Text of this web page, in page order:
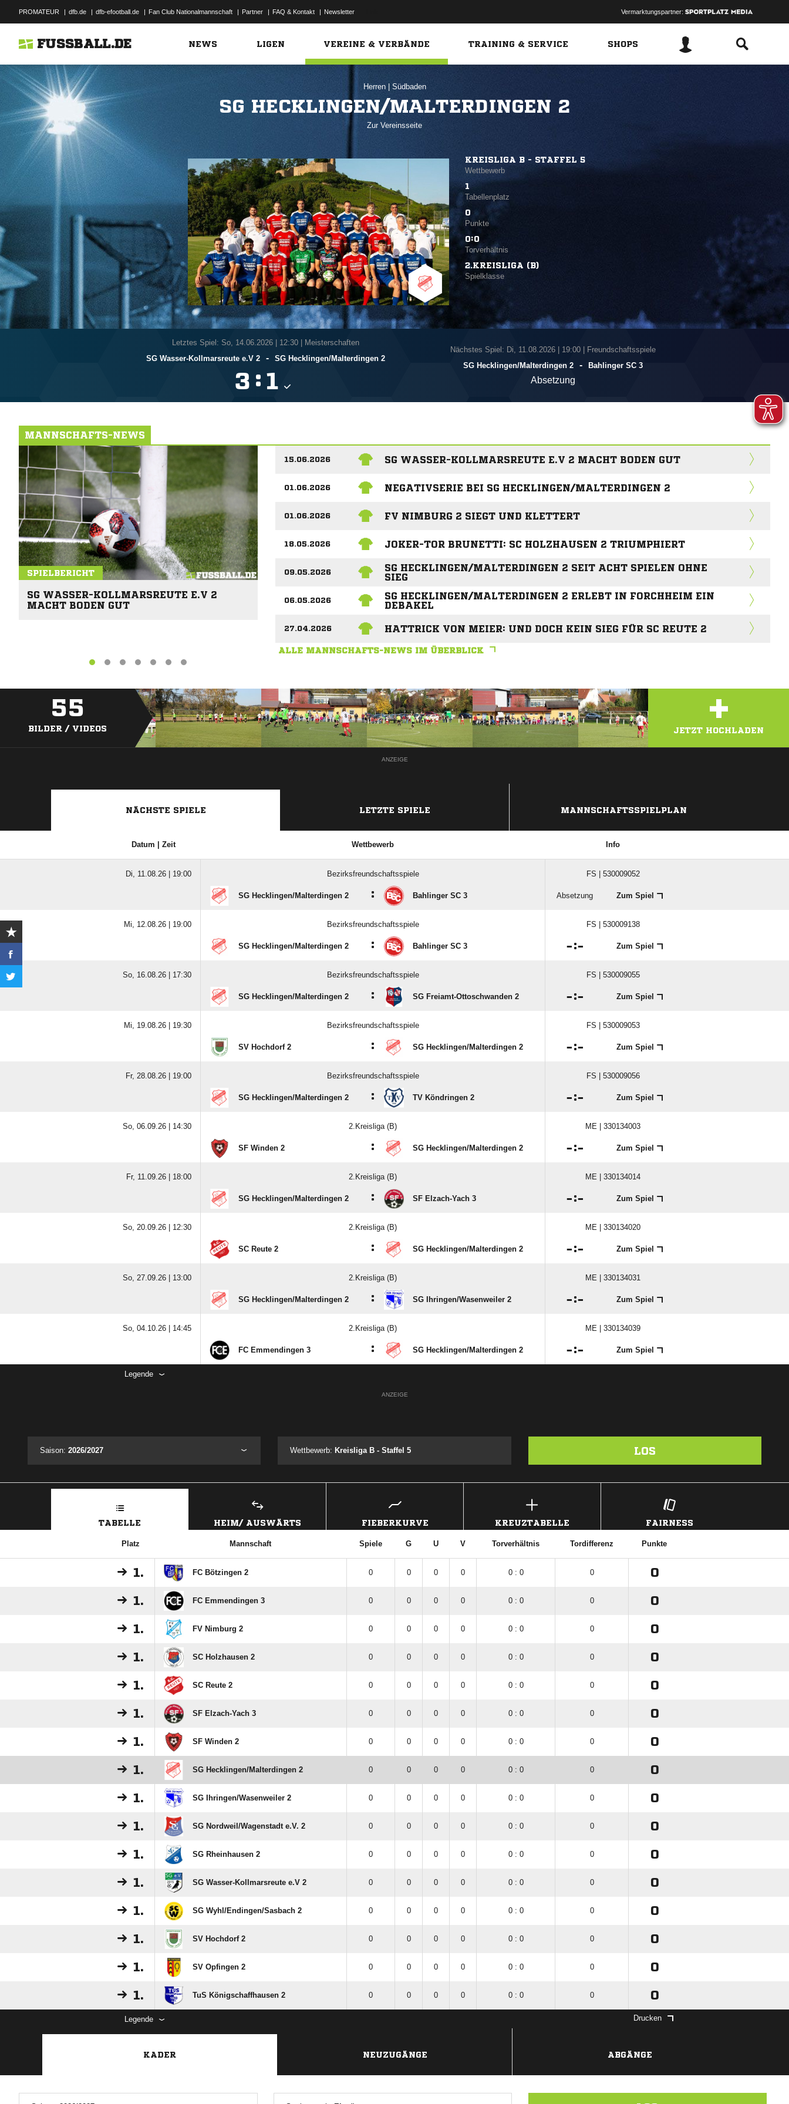
PROMATEUR | dfb.de | dfb-efootball.de | Fan Club Nationalmannschaft | Partner | FAQ & Kontakt | Newsletter Vermarktungspartner:
FUSSBALL.DE NEWS LIGEN VEREINE & VERBÄNDE TRAINING & SERVICE SHOPS
Herren Südbaden
SG HECKLINGEN/MALTERDINGEN 2
Zur Vereinsseite
KREISLIGA B - STAFFEL 5
Wettbewerb
1
Tabellenplatz
0
Punkte
0:0
Torverhältnis
2.KREISLIGA (B)
Spielklasse
Letztes Spiel: So, 14.06.2026| 12:30 | Meisterschaften
SG Wasser-Kollmarsreute e.V 2
- SG Hecklingen/​Malterdingen 2
 : 
Nächstes Spiel: Di, 11.08.2026
19:00 | Freundschaftsspiele
SG Hecklingen/​Malterdingen 2
- Bahlinger SC 3
Absetzung
MANNSCHAFTS-NEWS
SPIELBERICHT
SG WASSER-KOLLMARSREUTE E.V 2
MACHT BODEN GUT
15.06.2026 SG WASSER-KOLLMARSREUTE E.V 2 MACHT BODEN GUT
01.06.2026 NEGATIVSERIE BEI SG HECKLINGEN/MALTERDINGEN 2
01.06.2026 FV NIMBURG 2 SIEGT UND KLETTERT
18.05.2026 JOKER-TOR BRUNETTI: SC HOLZHAUSEN 2 TRIUMPHIERT
09.05.2026
SG HECKLINGEN/MALTERDINGEN 2 SEIT ACHT SPIELEN OHNE
SIEG
06.05.2026
SG HECKLINGEN/MALTERDINGEN 2 ERLEBT IN FORCHHEIM EIN
DEBAKEL
27.04.2026 HATTRICK VON MEIER: UND DOCH KEIN SIEG FÜR SC REUTE 2
ALLE MANNSCHAFTS-NEWS IM ÜBERBLICK
55
BILDER / VIDEOS +
JETZT HOCHLADEN
ANZEIGE
NÄCHSTE SPIELE LETZTE SPIELE MANNSCHAFTSSPIELPLAN
Datum | Zeit Wettbewerb Info
Di, 11.08.26 | 19:00 Bezirksfreundschaftsspiele FS | 530009052
SG Hecklingen/​Malterdingen 2 : Bahlinger SC 3 Absetzung Zum Spiel
Mi, 12.08.26 | 19:00 Bezirksfreundschaftsspiele FS | 530009138
SG Hecklingen/​Malterdingen 2 : Bahlinger SC 3 : Zum Spiel
So, 16.08.26 | 17:30 Bezirksfreundschaftsspiele FS | 530009055
SG Hecklingen/​Malterdingen 2 : SG Freiamt-Ottoschwanden 2 : Zum Spiel
Mi, 19.08.26 | 19:30 Bezirksfreundschaftsspiele FS | 530009053
SV Hochdorf 2 : SG Hecklingen/​Malterdingen 2 : Zum Spiel
Fr, 28.08.26 | 19:00 Bezirksfreundschaftsspiele FS | 530009056
SG Hecklingen/​Malterdingen 2 : TV Köndringen 2 : Zum Spiel
So, 06.09.26 | 14:30 2.Kreisliga (B) ME | 330134003
SF Winden 2 : SG Hecklingen/​Malterdingen 2 : Zum Spiel
Fr, 11.09.26 | 18:00 2.Kreisliga (B) ME | 330134014
SG Hecklingen/​Malterdingen 2 : SF Elzach-Yach 3 : Zum Spiel
So, 20.09.26 | 12:30 2.Kreisliga (B) ME | 330134020
SC Reute 2 : SG Hecklingen/​Malterdingen 2 : Zum Spiel
So, 27.09.26 | 13:00 2.Kreisliga (B) ME | 330134031
SG Hecklingen/​Malterdingen 2 : SG Ihringen/​Wasenweiler 2 : Zum Spiel
So, 04.10.26 | 14:45 2.Kreisliga (B) ME | 330134039
FC Emmendingen 3 : SG Hecklingen/​Malterdingen 2 : Zum Spiel
Legende
ANZEIGE
Saison: 2026/2027 Wettbewerb: Kreisliga B - Staffel 5 LOS
TABELLE HEIM/ AUSWÄRTS FIEBERKURVE KREUZTABELLE FAIRNESS
Platz Mannschaft Spiele G U V Torverhältnis Tordifferenz Punkte
1. FC Bötzingen 2 0 0 0 0 0 : 0 0 0
1. FC Emmendingen 3 0 0 0 0 0 : 0 0 0
1. FV Nimburg 2 0 0 0 0 0 : 0 0 0
1. SC Holzhausen 2 0 0 0 0 0 : 0 0 0
1. SC Reute 2 0 0 0 0 0 : 0 0 0
1. SF Elzach-Yach 3 0 0 0 0 0 : 0 0 0
1. SF Winden 2 0 0 0 0 0 : 0 0 0
1. SG Hecklingen/​Malterdingen 2 0 0 0 0 0 : 0 0 0
1. SG Ihringen/​Wasenweiler 2 0 0 0 0 0 : 0 0 0
1. SG Nordweil/​Wagenstadt e.V. 2 0 0 0 0 0 : 0 0 0
1. SG Rheinhausen 2 0 0 0 0 0 : 0 0 0
1. SG Wasser-Kollmarsreute e.V 2 0 0 0 0 0 : 0 0 0
1. SG Wyhl/​Endingen/​Sasbach 2 0 0 0 0 0 : 0 0 0
1. SV Hochdorf 2 0 0 0 0 0 : 0 0 0
1. SV Opfingen 2 0 0 0 0 0 : 0 0 0
1. TuS Königschaffhausen 2 0 0 0 0 0 : 0 0 0
Legende Drucken
KADER NEUZUGÄNGE ABGÄNGE